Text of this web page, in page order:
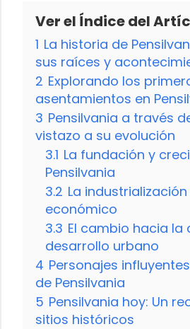
Ver el Índice del
1 La historia de
sus raíces y
2 Explorando los
asentamientos en
3 Pensilvania a través
vistazo a su evolución
3.1 La fundación y
Pensilvania
3.2 La
económico
3.3 El cambio hacia la
desarrollo urbano
4 Personajes
de Pensilvania
5 Pensilvania hoy: Un
sitios históricos